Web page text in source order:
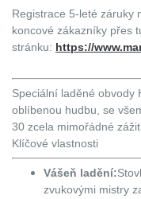
Registrace 5-leté záruky
koncové zákazníky přes
stránku: https://
Speciální laděné obvody
oblíbenou hudbu, se
30 zcela mimořádné
Klíčové vlastnosti
Vášeň ladění:
zvukovými mistry